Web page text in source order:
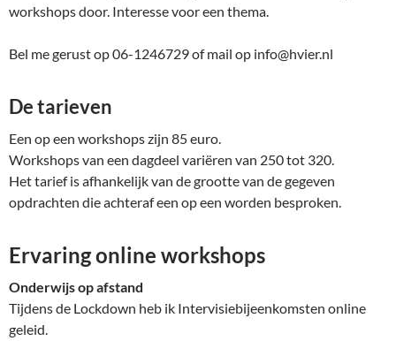
workshops door. Interesse voor een thema.
Bel me gerust op 06-1246729 of mail op info@hvier.nl
De tarieven
Een op een workshops zijn 85 euro.
Workshops van een dagdeel variëren van 250 tot 320.
Het tarief is afhankelijk van de grootte van de gegeven
opdrachten die achteraf een op een worden besproken.
Ervaring online workshops
Onderwijs op afstand
Tijdens de Lockdown heb ik Intervisiebijeenkomsten online
geleid.